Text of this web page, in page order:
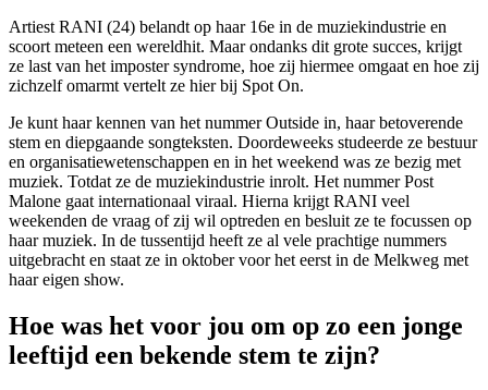
Artiest RANI (24) belandt op haar 16e in de muziekindustrie en
scoort meteen een wereldhit. Maar ondanks dit grote succes, krijgt
ze last van het imposter syndrome, hoe zij hiermee omgaat en hoe zij
zichzelf omarmt vertelt ze hier bij Spot On.
Je kunt haar kennen van het nummer Outside in, haar betoverende
stem en diepgaande songteksten. Doordeweeks studeerde ze bestuur
en organisatiewetenschappen en in het weekend was ze bezig met
muziek. Totdat ze de muziekindustrie inrolt. Het nummer Post
Malone gaat internationaal viraal. Hierna krijgt RANI veel
weekenden de vraag of zij wil optreden en besluit ze te focussen op
haar muziek. In de tussentijd heeft ze al vele prachtige nummers
uitgebracht en staat ze in oktober voor het eerst in de Melkweg met
haar eigen show.
Hoe was het voor jou om op zo een jonge
leeftijd een bekende stem te zijn?